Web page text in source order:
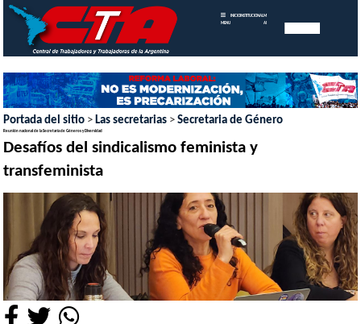
MENU
INICIOINSTITUCIONAL MEMORIAS
ANUALES
Portada del sitio > Las secretarias >Secretaria de Género
Reunión nacional de la Secretaría de Géneros y Diversidad
Desafíos del sindicalismo feminista y
transfeminista